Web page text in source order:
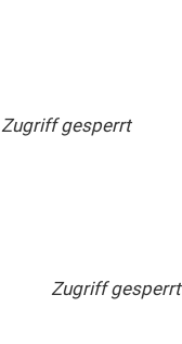
Zugriff gesperrt
Zugriff gesperrt